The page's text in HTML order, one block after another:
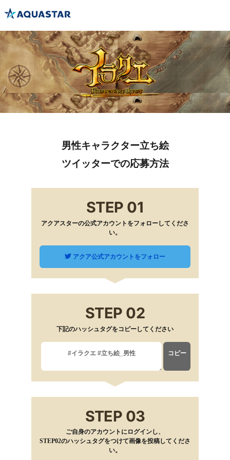
男性キャラクター立ち絵
ツイッターでの応募方法
STEP 01
アクアスターの公式アカウントをフォローしてくださ
い。
アクア公式アカウントをフォロー
STEP 02
下記のハッシュタグをコピーしてください
コピー
STEP 03
ご自身のアカウントにログインし、
STEP02のハッシュタグをつけて画像を投稿してくださ
い。